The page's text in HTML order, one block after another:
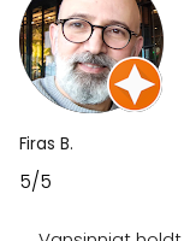
Firas B.
5/5